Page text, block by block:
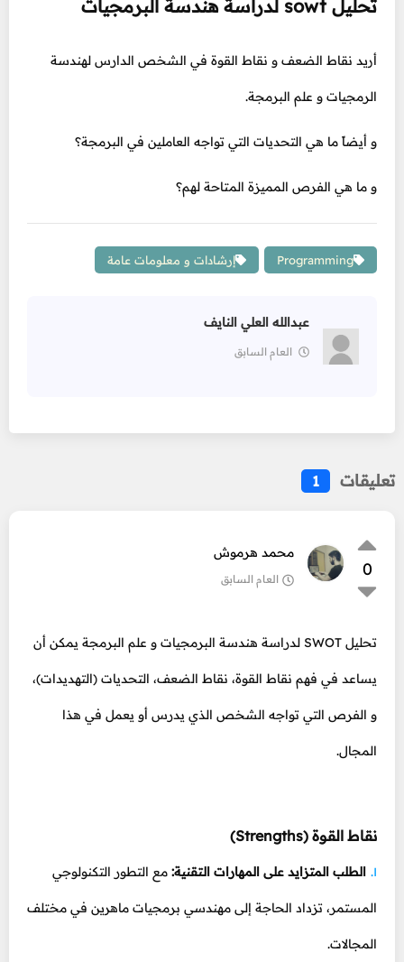
تحليل sowt لدراسة هندسة البرمجيات
أريد نقاط الضعف و نقاط القوة في الشخص الدارس لهندسة
الرمجيات و علم البرمجة.
و أيضاً ما هي التحديات التي تواجه العاملين في البرمجة؟
و ما هي الفرص المميزة المتاحة لهم؟
Programming إرشادات و معلومات عامة
عبدالله العلي النايف
العام السابق
تعليقات 1
0
محمد هرموش
العام السابق
تحليل SWOT لدراسة هندسة البرمجيات و علم البرمجة يمكن أن
يساعد في فهم نقاط القوة، نقاط الضعف، التحديات (التهديدات)،
و الفرص التي تواجه الشخص الذي يدرس أو يعمل في هذا
المجال.
نقاط القوة (Strengths)
الطلب المتزايد على المهارات التقنية: مع التطور التكنولوجي
المستمر، تزداد الحاجة إلى مهندسي برمجيات ماهرين في مختلف
المجالات.